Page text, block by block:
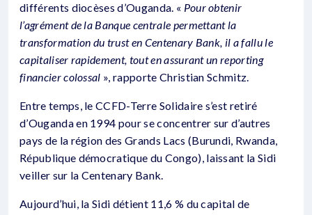
différents diocèses d’Ouganda. « Pour obtenir
l’agrément de la Banque centrale permettant la
transformation du trust en Centenary Bank, il a fallu le
capitaliser rapidement, tout en assurant un reporting
financier colossal », rapporte Christian Schmitz.
Entre temps, le CCFD-Terre Solidaire s’est retiré
d’Ouganda en 1994 pour se concentrer sur d’autres
pays de la région des Grands Lacs (Burundi, Rwanda,
République démocratique du Congo), laissant la Sidi
veiller sur la Centenary Bank.
Aujourd’hui, la Sidi détient 11,6 % du capital de